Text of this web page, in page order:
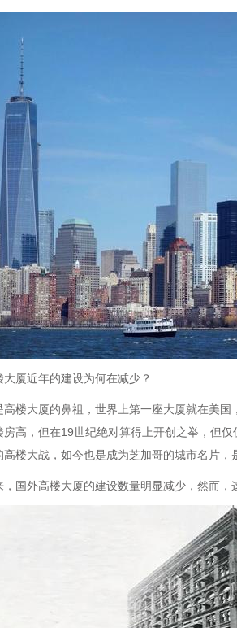
大厦近年的建设为何在减少？
高楼大厦的鼻祖，世界上第一座大厦就在美
房高，但在19世纪绝对算得上开创之举，但
高楼大战，如今也是成为芝加哥的城市名片，
，国外高楼大厦的建设数量明显减少，然而，